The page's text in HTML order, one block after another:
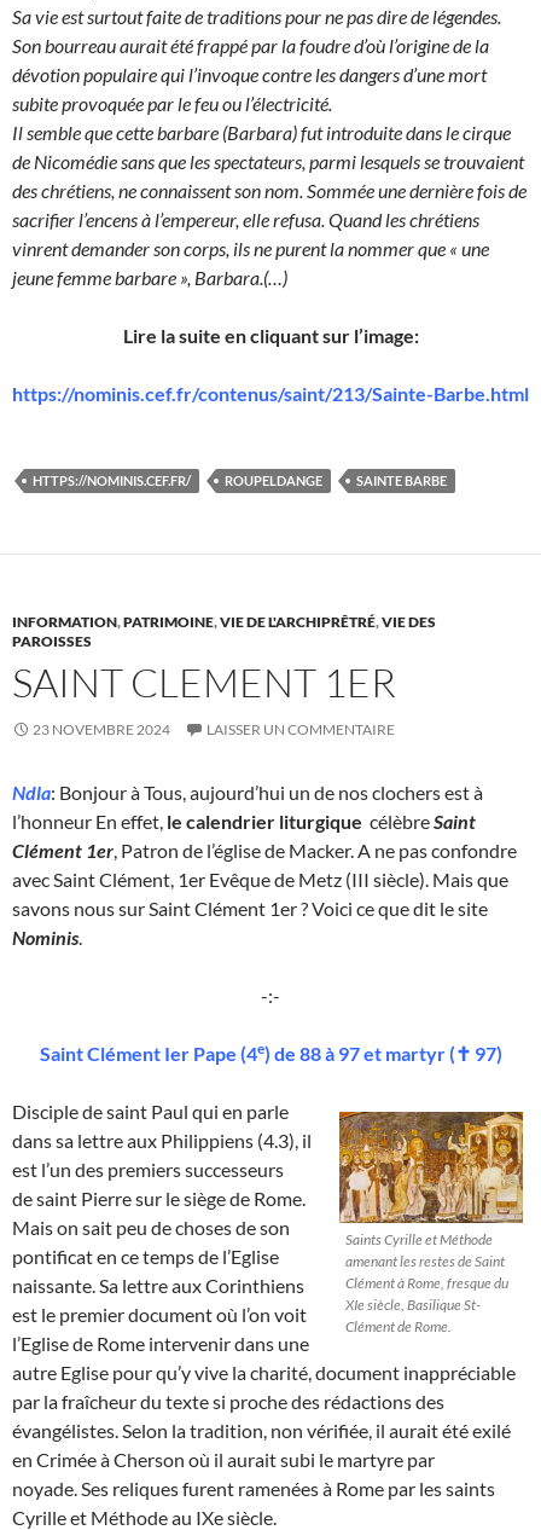
Sa vie est surtout faite de traditions pour ne pas dire de légendes.
Son bourreau aurait été frappé par la foudre d’où l’origine de la
dévotion populaire qui l’invoque contre les dangers d’une mort
subite provoquée par le feu ou l’électricité.
Il semble que cette barbare (Barbara) fut introduite dans le cirque
de Nicomédie sans que les spectateurs, parmi lesquels se trouvaient
des chrétiens, ne connaissent son nom. Sommée une dernière fois de
sacrifier l’encens à l’empereur, elle refusa. Quand les chrétiens
vinrent demander son corps, ils ne purent la nommer que « une
jeune femme barbare », Barbara.(…)
Lire la suite en cliquant sur l’image:
https://nominis.cef.fr/contenus/saint/213/Sainte-Barbe.html
HTTPS://NOMINIS.CEF.FR/ ROUPELDANGE SAINTE BARBE
INFORMATION,PATRIMOINE,VIE DE L'ARCHIPRÊTRÉ,VIE DES
PAROISSES
SAINT CLEMENT 1ER
23 NOVEMBRE 2024 LAISSER UN COMMENTAIRE
Ndla: Bonjour à Tous, aujourd’hui un de nos clochers est à
l’honneur En effet, le calendrier liturgique célèbreSaint
Clément 1er, Patron de l’église de Macker. A ne pas confondre
avec Saint Clément, 1er Evêque de Metz (III siècle). Mais que
savons nous sur Saint Clément 1er ? Voici ce que dit le site
Nominis.
-:-
Saint Clément Ier Pape (4e) de 88 à 97 et martyr (✝ 97)
Saints Cyrille et Méthode
amenant les restes de Saint
Clément à Rome, fresque du
XIe siècle, Basilique St-
Clément de Rome.
Disciple de saint Paul qui en parle
dans sa lettre aux Philippiens (4.3), il
est l’un des premiers successeurs
de saint Pierre sur le siège de Rome.
Mais on sait peu de choses de son
pontificat en ce temps de l’Eglise
naissante. Sa lettre aux Corinthiens
est le premier document où l’on voit
l’Eglise de Rome intervenir dans une
autre Eglise pour qu’y vive la charité, document inappréciable
par la fraîcheur du texte si proche des rédactions des
évangélistes. Selon la tradition, non vérifiée, il aurait été exilé
en Crimée à Cherson où il aurait subi le martyre par
noyade. Ses reliques furent ramenées à Rome par les saints
Cyrille et Méthode au IXe siècle.